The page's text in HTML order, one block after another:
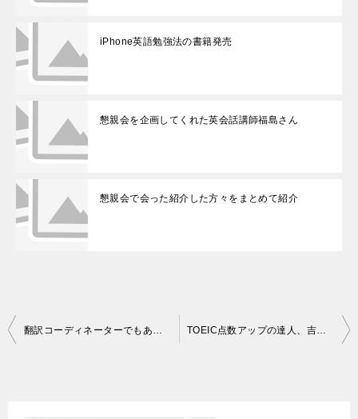
iPhone英語勉強法の書籍発売
懇親会を企画してくれた英会話講師福島さん
懇親会で会った紹介した方々をまとめて紹介
投